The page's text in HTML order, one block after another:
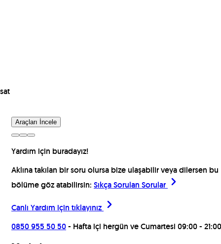
Araçları İncele
Yardım için buradayız!
Aklına takılan bir soru olursa bize ulaşabilir veya dilersen bu
bölüme göz atabilirsin: Sıkça Sorulan Sorular
Canlı Yardım için tıklayınız
0850 955 50 50- Hafta içi hergün ve Cumartesi 09:00 - 21:00